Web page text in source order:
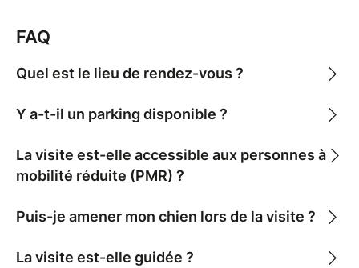
Départ : 14h (durée 2 heures)
Parking : places de parking disponibles à
Accès PMR
Chiens : non autorisés
FAQ
Quel est le lieu de rendez-vous ?
Y a-t-il un parking disponible ?
La visite est-elle accessible aux personnes à
mobilité réduite (PMR) ?
Puis-je amener mon chien lors de la visite ?
La visite est-elle guidée ?